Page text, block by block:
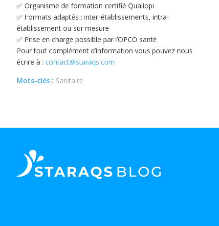
✅ Organisme de formation certifié Qualiopi
✅ Formats adaptés : inter-établissements, intra-
établissement ou sur mesure
✅ Prise en charge possible par l’OPCO santé
Pour tout complément d’information vous pouvez nous
écrire à : contact@staraqs.com
Mots-clés : Sanitaire